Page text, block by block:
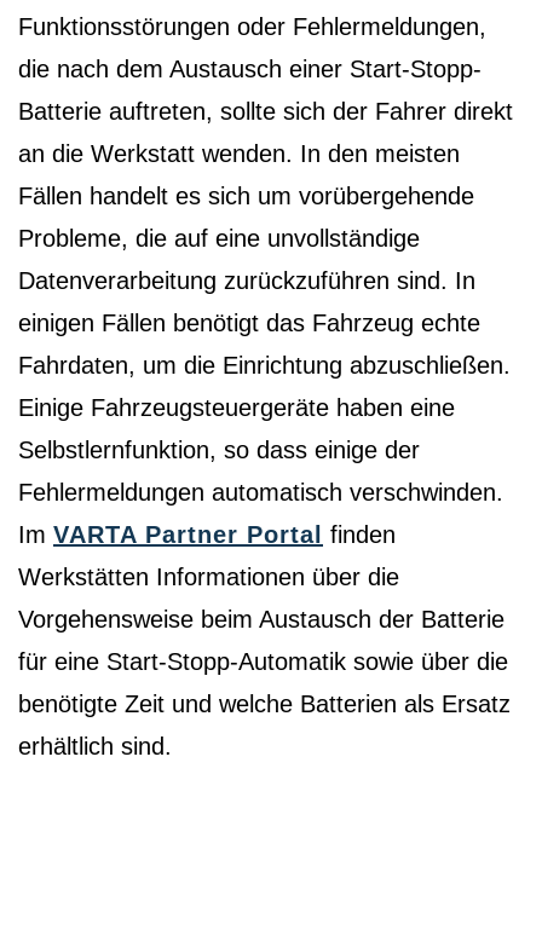
Funktionsstörungen oder Fehlermeldungen,
die nach dem Austausch einer Start-Stopp-
Batterie auftreten, sollte sich der Fahrer direkt
an die Werkstatt wenden. In den meisten
Fällen handelt es sich um vorübergehende
Probleme, die auf eine unvollständige
Datenverarbeitung zurückzuführen sind. In
einigen Fällen benötigt das Fahrzeug echte
Fahrdaten, um die Einrichtung abzuschließen.
Einige Fahrzeugsteuergeräte haben eine
Selbstlernfunktion, so dass einige der
Fehlermeldungen automatisch verschwinden.
Im VARTA Partner Portal finden
Werkstätten Informationen über die
Vorgehensweise beim Austausch der Batterie
für eine Start-Stopp-Automatik sowie über die
benötigte Zeit und welche Batterien als Ersatz
erhältlich sind.